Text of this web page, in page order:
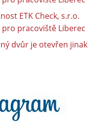
ETK Check, s.r.o.
pracoviště Liberec
dvůr je otevřen jinak